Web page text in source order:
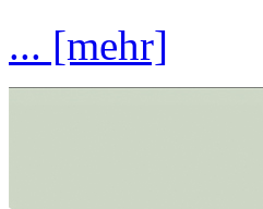
... [mehr]